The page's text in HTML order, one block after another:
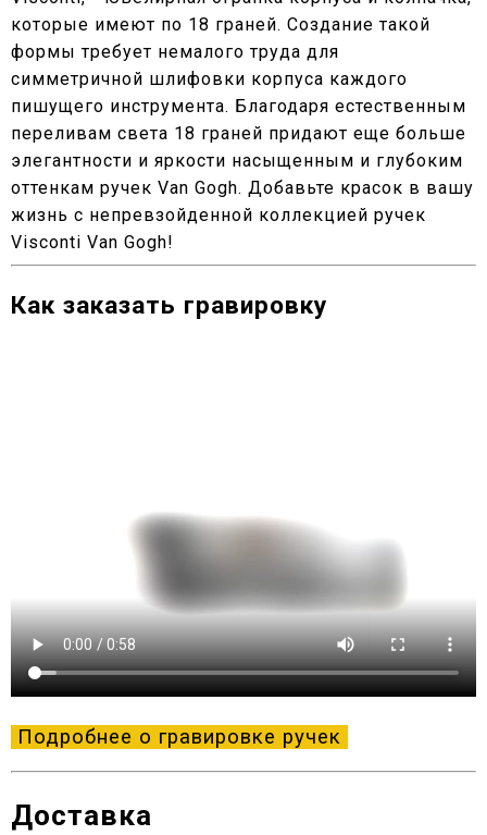
которые имеют по 18 граней. Создание такой
формы требует немалого труда для
симметричной шлифовки корпуса каждого
пишущего инструмента. Благодаря естественным
переливам света 18 граней придают еще больше
элегантности и яркости насыщенным и глубоким
оттенкам ручек Van Gogh. Добавьте красок в вашу
жизнь с непревзойденной коллекцией ручек
Visconti Van Gogh!
Как заказать гравировку
Подробнее о гравировке ручек
Доставка